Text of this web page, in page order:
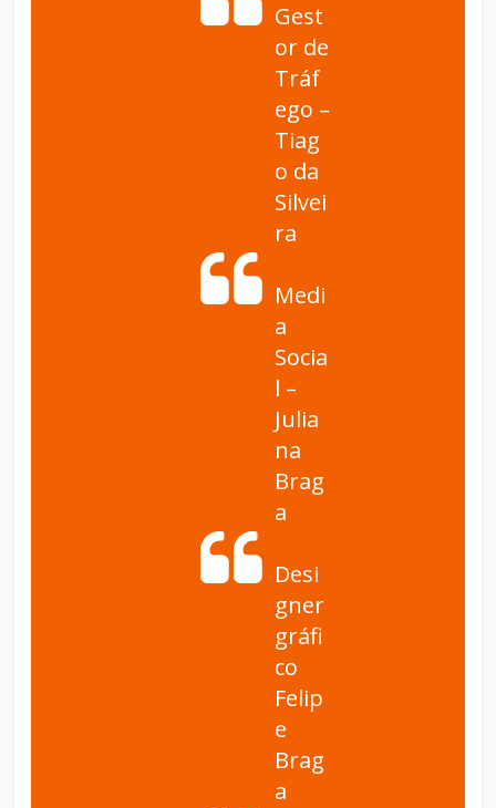
Gest
or de
Tráf
ego –
Tiag
o da
Silvei
ra
Medi
a
Socia
l –
Julia
na
Brag
a
Desi
gner
gráfi
co
Felip
e
Brag
a